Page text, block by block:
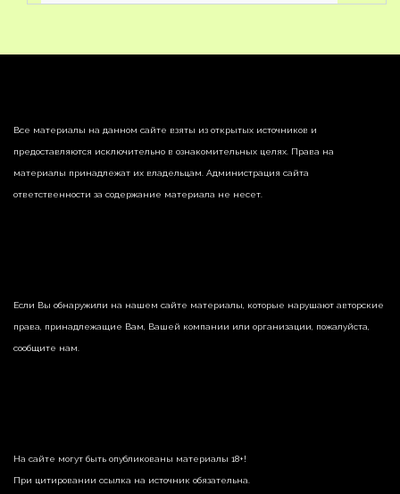
Все материалы на данном сайте взяты из открытых источников и
предоставляются исключительно в ознакомительных целях. Права на
материалы принадлежат их владельцам. Администрация сайта
ответственности за содержание материала не несет.
Если Вы обнаружили на нашем сайте материалы, которые нарушают авторские
права, принадлежащие Вам, Вашей компании или организации, пожалуйста,
сообщите нам.
На сайте могут быть опубликованы материалы 18+!
При цитировании ссылка на источник обязательна.